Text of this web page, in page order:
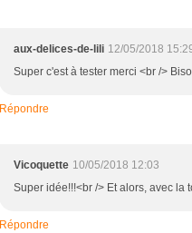
aux-delices-de-lili 12/05/2018
Super c'est à tester merci <br />
Répondre
Vicoquette 10/05/2018 12:03
Super idée!!!<br /> Et alors, avec la
Répondre